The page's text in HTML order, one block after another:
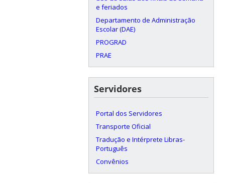
e feriados
Departamento de Administração
Escolar (DAE)
PROGRAD
PRAE
Servidores
Portal dos Servidores
Transporte Oficial
Tradução e Intérprete Libras-
Português
Convênios